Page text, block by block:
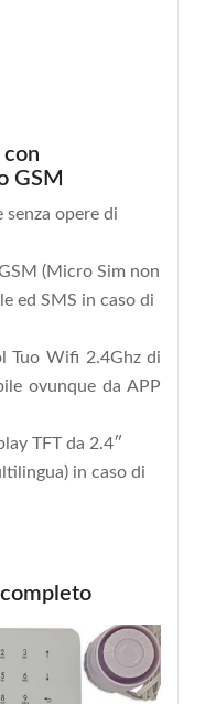
GSM
senza opere di
(Micro Sim non
ed SMS in caso di
Tuo Wifi 2.4Ghz di
ovunque da APP
TFT da 2.4″
in caso di